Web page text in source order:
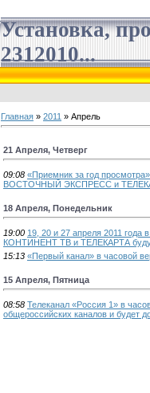
Установка,
2312010...
Главная » 2011 » Апрель
21 Апреля, Четверг
09:08 «Приемник за год
ВОСТОЧНЫЙ ЭКСПРЕСС и
18 Апреля, Понедельник
19:00 19, 20 и 27 апреля 2011 года
КОНТИНЕНТ ТВ и ТЕЛЕКАРТА
15:13 «Первый канал» в часовой
15 Апреля, Пятница
08:58 Телеканал «Россия 1» в
общероссийских каналов и будет